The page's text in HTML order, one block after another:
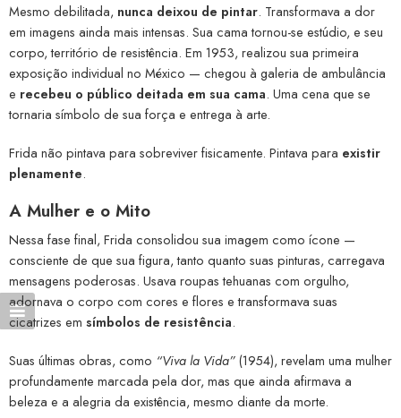
Mesmo debilitada, nunca deixou de pintar. Transformava a dor
em imagens ainda mais intensas. Sua cama tornou-se estúdio, e seu
corpo, território de resistência. Em 1953, realizou sua primeira
exposição individual no México — chegou à galeria de ambulância
e recebeu o público deitada em sua cama. Uma cena que se
tornaria símbolo de sua força e entrega à arte.
Frida não pintava para sobreviver fisicamente. Pintava para existir
plenamente.
A Mulher e o Mito
Nessa fase final, Frida consolidou sua imagem como ícone —
consciente de que sua figura, tanto quanto suas pinturas, carregava
mensagens poderosas. Usava roupas tehuanas com orgulho,
adornava o corpo com cores e flores e transformava suas
cicatrizes em símbolos de resistência.
Suas últimas obras, como “Viva la Vida”(1954), revelam uma mulher
profundamente marcada pela dor, mas que ainda afirmava a
beleza e a alegria da existência, mesmo diante da morte.